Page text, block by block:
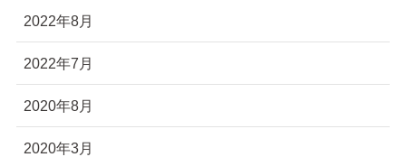
2022年8月
2022年7月
2020年8月
2020年3月